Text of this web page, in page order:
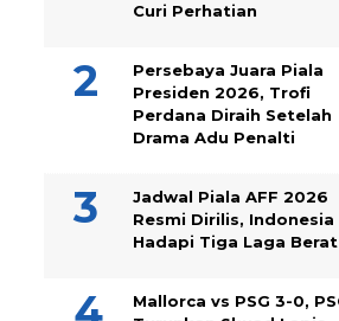
Curi Perhatian
Persebaya Juara Piala
Presiden 2026, Trofi
Perdana Diraih Setelah
Drama Adu Penalti
Jadwal Piala AFF 2026
Resmi Dirilis, Indonesia
Hadapi Tiga Laga Berat
Mallorca vs PSG 3-0,